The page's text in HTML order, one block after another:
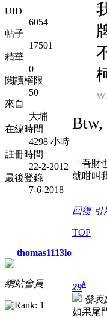
UID
6054
帖子
17501
精華
0
閱讀權限
50
來自
大埔
在線時間
4298 小時
註冊時間
22-2-2012
最後登錄
7-6-2018
「吾
就咁叫
回復 引
TOP
thomas1113lo
網站會員 29#
發表
如果尾